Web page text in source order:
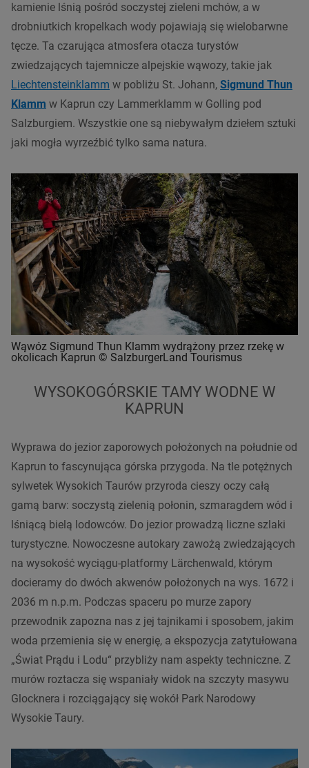
kamienie lśnią pośród soczystej zieleni mchów, a w
drobniutkich kropelkach wody pojawiają się wielobarwne
tęcze. Ta czarująca atmosfera otacza turystów
zwiedzających tajemnicze alpejskie wąwozy, takie jak
Liechtensteinklamm w pobliżu St. Johann, Sigmund Thun
Klamm w Kaprun czy Lammerklamm w Golling pod
Salzburgiem. Wszystkie one są niebywałym dziełem sztuki
jaki mogła wyrzeźbić tylko sama natura.
Wąwóz Sigmund Thun Klamm wydrążony przez rzekę w
okolicach Kaprun © SalzburgerLand Tourismus
WYSOKOGÓRSKIE TAMY WODNE W
KAPRUN
Wyprawa do jezior zaporowych położonych na południe od
Kaprun to fascynująca górska przygoda. Na tle potężnych
sylwetek Wysokich Taurów przyroda cieszy oczy całą
gamą barw: soczystą zielenią połonin, szmaragdem wód i
lśniącą bielą lodowców. Do jezior prowadzą liczne szlaki
turystyczne. Nowoczesne autokary zawożą zwiedzających
na wysokość wyciągu-platformy Lärchenwald, którym
docieramy do dwóch akwenów położonych na wys. 1672 i
2036 m n.p.m. Podczas spaceru po murze zapory
przewodnik zapozna nas z jej tajnikami i sposobem, jakim
woda przemienia się w energię, a ekspozycja zatytułowana
„Świat Prądu i Lodu“ przybliży nam aspekty techniczne. Z
murów roztacza się wspaniały widok na szczyty masywu
Glocknera i rozciągający się wokół Park Narodowy
Wysokie Taury.